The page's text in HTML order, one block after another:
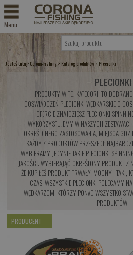
Menu
Jesteś tutaj: Corona-Fishing > Katalog produktów > Plecionki
PLECIONKI
PRODUKTY W TEJ KATEGORII TO
DOŚWIADCZEŃ PLECIONKI WĘDKARSKIE O
OFERCIE ZNAJDZIESZ PLECIONKI
WYKORZYSTUJEMY W NASZYCH
OKREŚLONEGO ZASTOSOWANIA, MIEJSCA
KAŻDY Z PRODUKTÓW PRZESZEDŁ
WYBIERAMY JEDYNIE TAKIE PLECIONKI
JAKOŚCI. WYBIERAJĄĆ OKREŚLONY PRODUKT Z
ŻE KUPIŁEŚ PRODUKT TRWAŁY, MOCNY I TAKI,
CZAS. WSZYSTKIE PLECIONKI POLECAMY
WĘDKARZOM, KTÓRZY PONAD WSZYSTKO
PRODUKTÓW.
PRODUCENT